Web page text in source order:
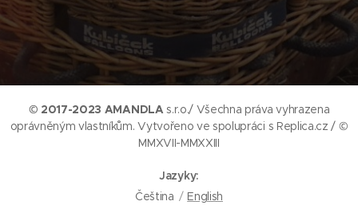
© 2017-2023 AMANDLAs.r.o./ Všechna práva vyhrazena
oprávněným vlastníkům. Vytvořeno ve spolupráci s Replica.cz / ©
MMXVII-MMXXIII
Jazyky
Čeština
English